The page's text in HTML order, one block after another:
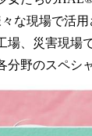
な現場で活
場、災害現場
野のスペシ